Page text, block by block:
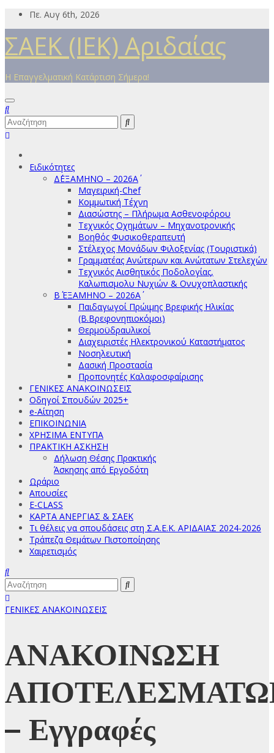
Μετάβαση
περιεχόμενο
Πε. Αυγ 6th, 2026
ΣΑΕΚ (ΙΕΚ) Αριδαίας
Η Επαγγελματική Κατάρτιση Σήμερα!
Ειδικότητες
Δ΄ΕΞΑΜΗΝΟ – 2026Α΄
Μαγειρική-Chef
Κομμωτική Τέχνη
Διασώστης – Πλήρωμα Ασθενοφόρου
Τεχνικός Οχημάτων – Μηχανοτρονικής
Βοηθός Φυσικοθεραπευτή
Στέλεχος Μονάδων Φιλοξενίας (Τουριστικά)
Γραμματέας Ανώτερων και Ανώτατων Στελεχών
Τεχνικός Αισθητικός Ποδολογίας,
Καλωπισμολυ Νυχιών & Ονυχοπλαστικής
Β΄ ΕΞΑΜΗΝΟ – 2026Α΄
Παιδαγωγοί Πρώιμης Βρεφικής Ηλικίας
(Β.Βρεφονηπιοκόμοι)
Θερμοϋδραυλικοί
Διαχειριστές Ηλεκτρονικού Καταστήματος
Νοσηλευτική
Δασική Προστασία
Προπονητές Καλαφοσφαίρισης
ΓΕΝΙΚΕΣ ΑΝΑΚΟΙΝΩΣΕΙΣ
Οδηγοί Σπουδών 2025+
e-Αίτηση
ΕΠΙΚΟΙΝΩΝΙΑ
ΧΡΗΣΙΜΑ ΕΝΤΥΠΑ
ΠΡΑΚΤΙΚΗ ΑΣΚΗΣΗ
Δήλωση Θέσης Πρακτικής
Άσκησης από Εργοδότη
Ωράριο
Απουσίες
E-CLASS
ΚΑΡΤΑ ΑΝΕΡΓΙΑΣ & ΣΑΕΚ
Τι θέλεις να σπουδάσεις στη Σ.Α.Ε.Κ. ΑΡΙΔΑΙΑΣ 2024-2026
Τράπεζα Θεμάτων Πιστοποίησης
Χαιρετισμός
ΓΕΝΙΚΕΣ ΑΝΑΚΟΙΝΩΣΕΙΣ
ΑΝΑΚΟΙΝΩΣΗ
– Εγγραφές